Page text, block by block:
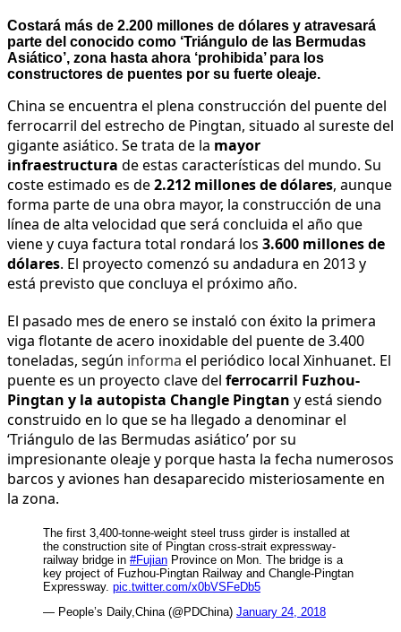
Costará más de 2.200 millones de dólares y atravesará
parte del conocido como ‘Triángulo de las Bermudas
Asiático’, zona hasta ahora ‘prohibida’ para los
constructores de puentes por su fuerte oleaje.
China se encuentra el plena construcción del puente del
ferrocarril del estrecho de Pingtan, situado al sureste del
gigante asiático. Se trata de la mayor
infraestructura de estas características del mundo. Su
coste estimado es de2.212 millones de dólares, aunque
forma parte de una obra mayor, la construcción de una
línea de alta velocidad que será concluida el año que
viene y cuya factura total rondará los 3.600 millones de
dólares. El proyecto comenzó su andadura en 2013 y
está previsto que concluya el próximo año.
El pasado mes de enero se instaló con éxito la primera
viga flotante de acero inoxidable del puente de 3.400
toneladas, según informa el periódico local Xinhuanet. El
puente es un proyecto clave del ferrocarril Fuzhou-
Pingtan y la autopista Changle Pingtan y está siendo
construido en lo que se ha llegado a denominar el
‘Triángulo de las Bermudas asiático’ por su
impresionante oleaje y porque hasta la fecha numerosos
barcos y aviones han desaparecido misteriosamente en
la zona.
The first 3,400-tonne-weight steel truss girder is installed at
the construction site of Pingtan cross-strait expressway-
railway bridge in #Fujian Province on Mon. The bridge is a
key project of Fuzhou-Pingtan Railway and Changle-Pingtan
Expressway. pic.twitter.com/x0bVSFeDb5
— People’s Daily,China (@PDChina) January 24, 2018